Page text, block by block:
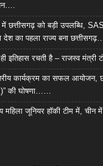
में छत्तीसगढ़ को बड़ी उपलब्धि,
देश का पहला राज्य बना
इतिहास रचती है – राजस्व मंत्री
कार्यक्रम का सफल आयोजन,
की घोषणा……
महिला जूनियर हॉकी टीम में, चीन